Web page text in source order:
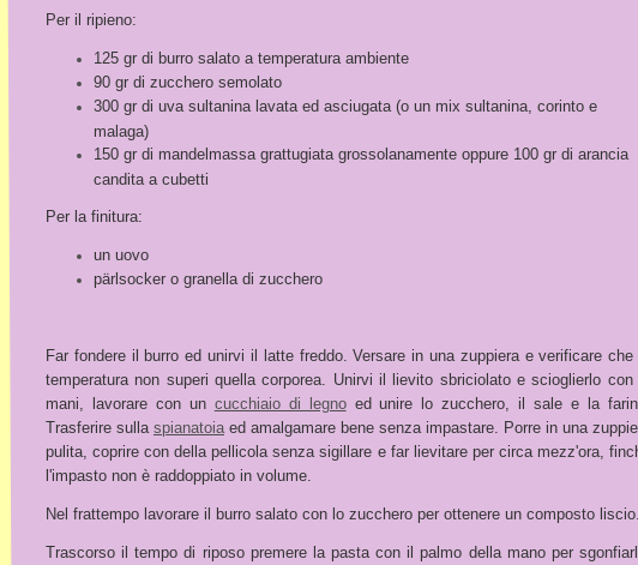
Per il ripieno:
125 gr di burro salato a temperatura ambiente
90 gr di zucchero semolato
300 gr di uva sultanina lavata ed asciugata (o un mix sultanina, corinto e
malaga)
150 gr di mandelmassa grattugiata grossolanamente oppure 100 gr di arancia
candita a cubetti
Per la finitura:
un uovo
pärlsocker o granella di zucchero
Far fondere il burro ed unirvi il latte freddo. Versare in una zuppiera e verificare che
temperatura non superi quella corporea. Unirvi il lievito sbriciolato e scioglierlo con
mani, lavorare con un cucchiaio di legnoed unire lo zucchero, il sale e la
Trasferire sulla spianatoiaed amalgamare bene senza impastare. Porre in una
pulita, coprire con della pellicola senza sigillare e far lievitare per circa mezz'ora,
l'impasto non è raddoppiato in volume.
Nel frattempo lavorare il burro salato con lo zucchero per ottenere un composto liscio.
Trascorso il tempo di riposo premere la pasta con il palmo della mano per